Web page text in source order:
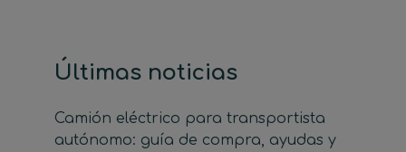
Últimas noticias
Camión eléctrico para transportista
autónomo: guía de compra, ayudas y